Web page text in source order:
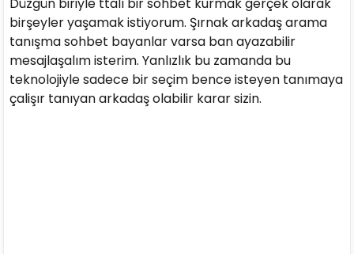
birşeyler yaşamak istiyorum. Şırnak arkadaş arama
tanışma sohbet bayanlar varsa ban ayazabilir
mesajlaşalım isterim. Yanlızlık bu zamanda bu
teknolojiyle sadece bir seçim bence isteyen tanımaya
çalişır tanıyan arkadaş olabilir karar sizin.